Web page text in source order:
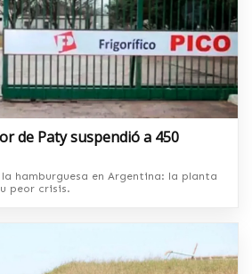
de Paty suspendió a 450
hamburguesa en Argentina: la planta
peor crisis.